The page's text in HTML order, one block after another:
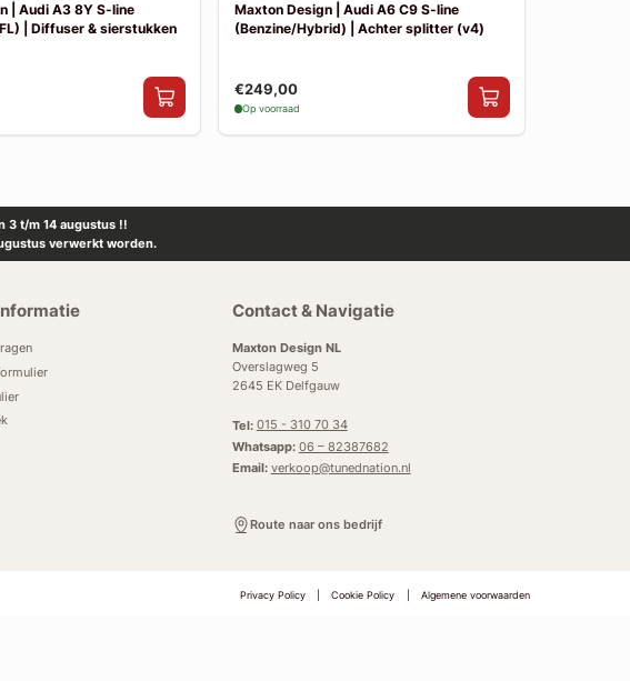
| Audi A3 8Y S-line
| Diffuser & sierstukken
Maxton Design | Audi A6 C9 S-line
(Benzine/Hybrid) | Achter splitter (v4)
€249,00
Op voorraad
3 t/m 14 augustus !!
verwerkt worden.
Contact & Navigatie
Maxton Design NL
Overslagweg 5
2645 EK Delfgauw
Tel: 015 - 310 70 34
Whatsapp: 06 – 82387682
Email: verkoop@tunednation.nl
Route naar ons bedrijf
Privacy Policy Cookie Policy Algemene voorwaarden